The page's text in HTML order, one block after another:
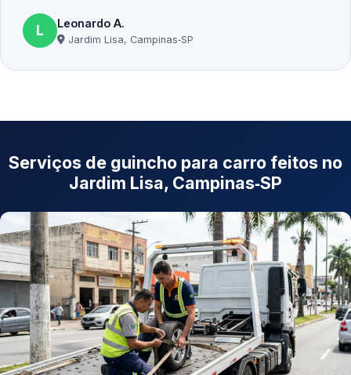
L Leonardo A.
Jardim Lisa, Campinas‑SP
Serviços de guincho para carro feitos no
Jardim Lisa, Campinas‑SP